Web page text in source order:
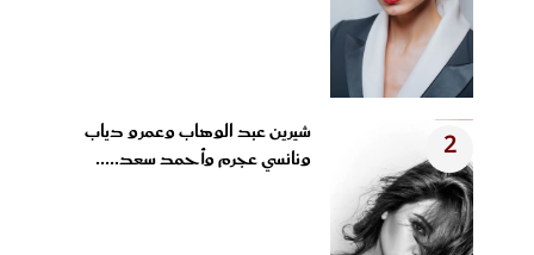
2
شيرين عبد الوهاب وعمرو دياب
ونانسي عجرم وأحمد سعد.....